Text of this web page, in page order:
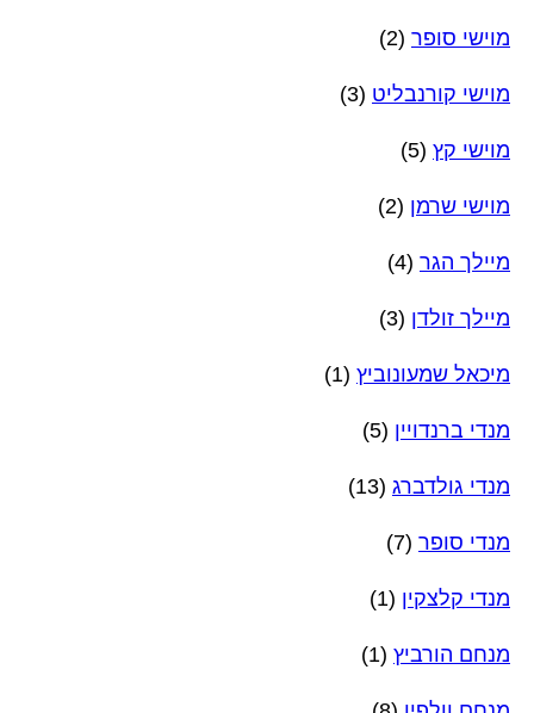
מוישי סופר (2)
מוישי קורנבליט (3)
מוישי קץ (5)
מוישי שרמן (2)
מיילך הגר (4)
מיילך זולדן (3)
מיכאל שמעונוביץ (1)
מנדי ברנדויין (5)
מנדי גולדברג (13)
מנדי סופר (7)
מנדי קלצקין (1)
מנחם הורביץ (1)